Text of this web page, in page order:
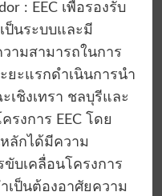
: EEC เพื่อรองรับ
ป็นระบบและมี
ามสามารถในการ
ยะแรกดำเนินการนำ
เชิงเทรา ชลบุรีและ
รงการ EEC โดย
ลักได้มีความ
ขับเคลื่อนโครงการ
เป็นต้องอาศัยความ